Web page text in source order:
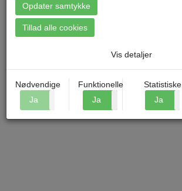
Opdater samtykke
Tillad alle cookies
Vis detaljer
Nødvendige
Ja
Funktionelle
Ja
Statistiske
Ja